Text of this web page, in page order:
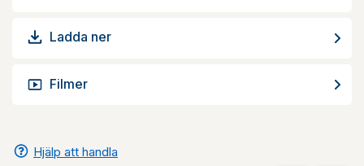
Ladda ner
Filmer
Hjälp att handla